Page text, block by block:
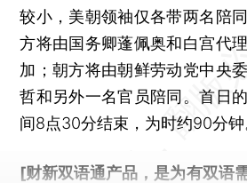
较小，美朝领袖仅各带两名陪
方将由国务卿蓬佩奥和白宫代
加；朝方将由朝鲜劳动党中央
哲和另外一名官员陪同。首日
间8点30分结束，为时约90分钟
[财新双语通产品，是为有双语